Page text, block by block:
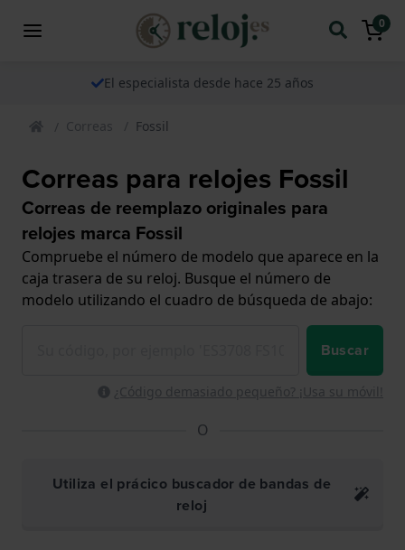
0
El especialista desde hace 25 años
Correas Fossil
Correas para relojes Fossil
Correas de reemplazo originales para
relojes marca Fossil
Compruebe el número de modelo que aparece en la
caja trasera de su reloj. Busque el número de
modelo utilizando el cuadro de búsqueda de abajo:
Buscar
¿Código demasiado pequeño? ¡Usa su móvil!
O
Utiliza el prácico buscador de bandas de
reloj